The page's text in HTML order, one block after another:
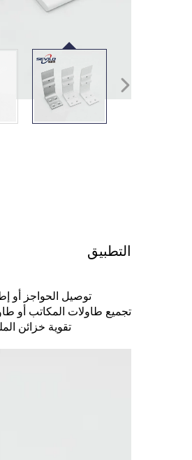
التطبيق
توصيل الحواجز أو
تجميع طاولات المكاتب أو
تقوية خزائن